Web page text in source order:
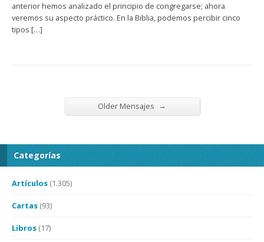
anterior hemos analizado el principio de congregarse; ahora
veremos su aspecto práctico. En la Biblia, podemos percibir cinco
tipos […]
Older Mensajes →
Categorías
Artículos (1.305)
Cartas (93)
Libros (17)